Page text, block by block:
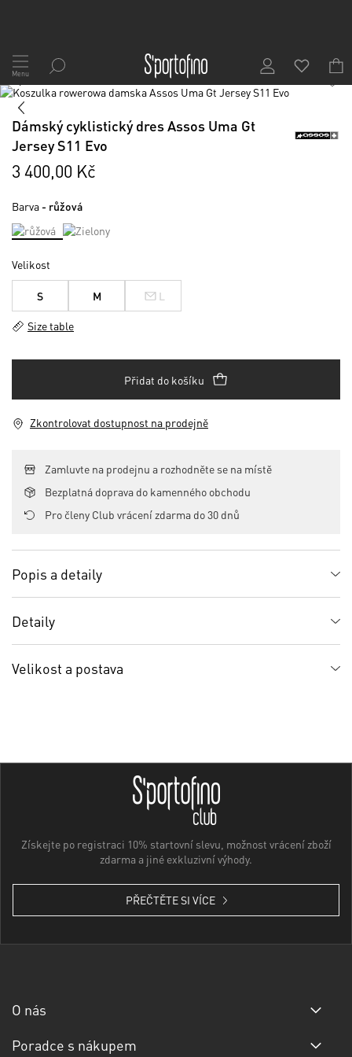
Přejít
na
obsah
Menu
Skip
the
end
the
images
1/7
Skip
the
beginning
the
gallery
Dámský cyklistický dres Assos Uma Gt
Jersey S11 Evo
3 400,00 Kč
Barva - růžová
Velikost
S M L
Size table
Přidat do košíku
Zkontrolovat dostupnost na prodejně
Zamluvte na prodejnu a rozhodněte se na místě
Bezplatná doprava do kamenného obchodu
Pro členy Club vrácení zdarma do 30 dnů
Popis a detaily
Detaily
Velikost a postava
Získejte po registraci 10% startovní slevu, možnost vrácení zboží
zdarma a jiné exkluzivní výhody.
PŘEČTĚTE SI VÍCE
O nás
Poradce s nákupem